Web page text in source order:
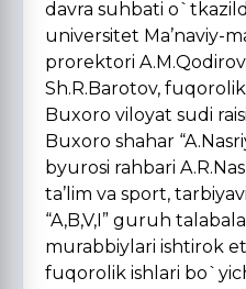
davra suhbati
universitet Ma’naviy-
prorektori
Sh.R.Barotov,
Buxoro viloyat sudi
Buxoro shahar
byurosi rahbari
ta’lim va sport,
“A,B,V,I” guruh
murabbiylari ishtirok
fuqorolik ishlari